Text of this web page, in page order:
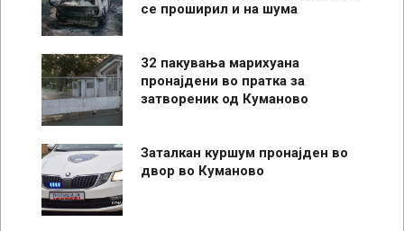
се проширил и на шума
32 пакувања марихуана
пронајдени во пратка за
затвореник од Куманово
Заталкан куршум пронајден во
двор во Куманово